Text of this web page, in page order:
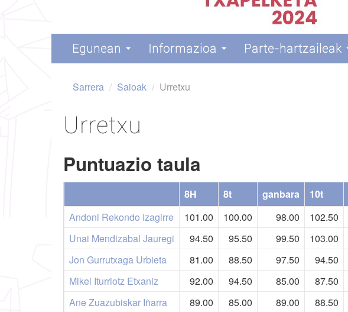
Egunean Informazioa Parte-hartzaileak
Sarrera / Saioak / Urretxu
Urretxu
Puntuazio taula
8H 8t ganbara 10t
Andoni Rekondo Izagirre
101.00 100.00 98.00 102.50
Unai Mendizabal Jauregi
94.50 95.50 99.50 103.00
Jon Gurrutxaga Urbieta
81.00 88.50 97.50 94.50
Mikel Iturriotz Etxaniz
92.00 94.50 85.00 87.50
Ane Zuazubiskar Iñarra
89.00 85.00 89.00 88.50